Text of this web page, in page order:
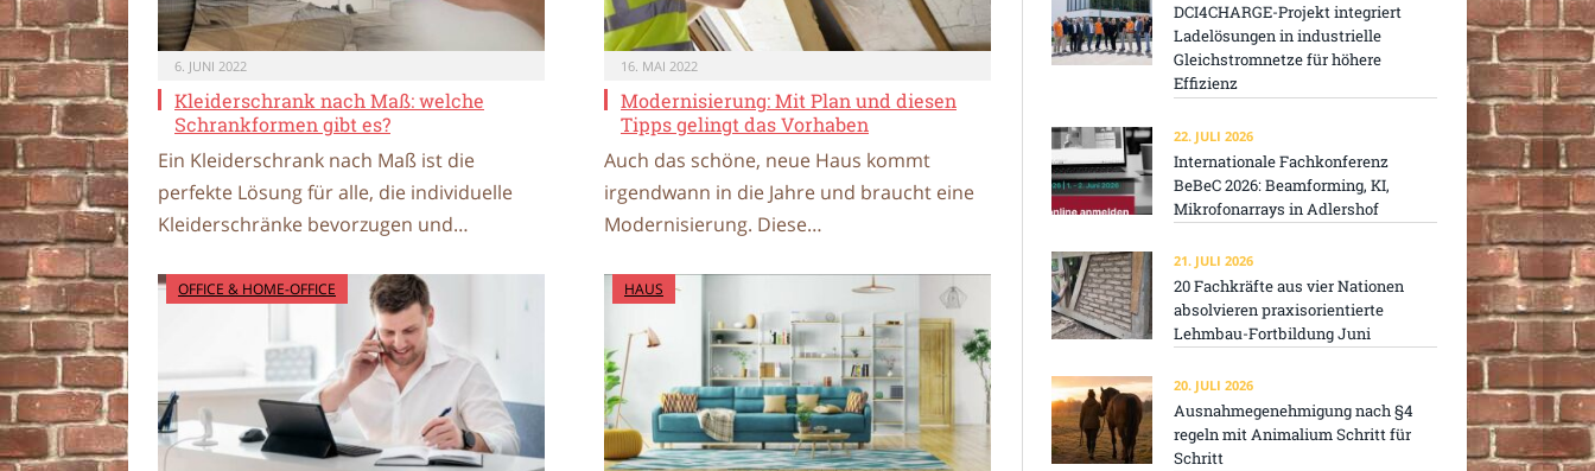
6. JUNI 2022
Kleiderschrank nach Maß: welche
Schrankformen gibt es?
Ein Kleiderschrank nach Maß ist die
perfekte Lösung für alle, die individuelle
Kleiderschränke bevorzugen und…
16. MAI 2022
Modernisierung: Mit Plan und diesen
Tipps gelingt das Vorhaben
Auch das schöne, neue Haus kommt
irgendwann in die Jahre und braucht eine
Modernisierung. Diese…
OFFICE & HOME-OFFICE HAUS
DCI4CHARGE-Projekt integriert
Ladelösungen in industrielle
Gleichstromnetze für höhere
Effizienz
22. JULI 2026
Internationale Fachkonferenz
BeBeC 2026: Beamforming, KI,
Mikrofonarrays in Adlershof
21. JULI 2026
20 Fachkräfte aus vier Nationen
absolvieren praxisorientierte
Lehmbau-Fortbildung Juni
20. JULI 2026
Ausnahmegenehmigung nach §4
regeln mit Animalium Schritt für
Schritt